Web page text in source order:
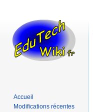
Accueil
Modifications récentes